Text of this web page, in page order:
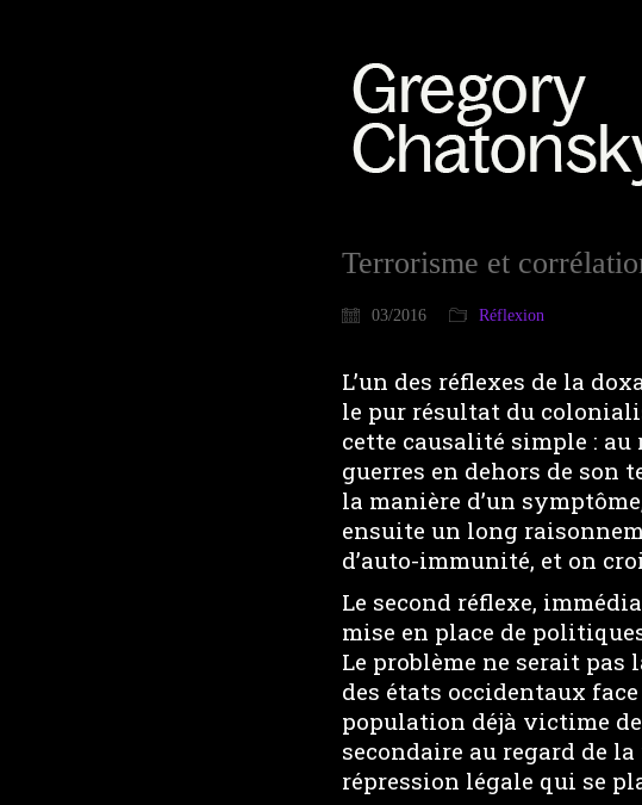
Terrorisme et
03/2016 Réflexion
L’un des réflexes de la
le pur résultat du
cette causalité simple : au
guerres en dehors de son
la manière d’un
ensuite un long
d’auto-immunité, et on
Le second réflexe,
mise en place de
Le problème ne serait
des états occidentaux
population déjà victime
secondaire au regard de
répression légale qui se